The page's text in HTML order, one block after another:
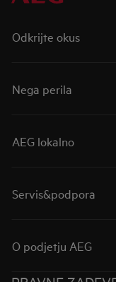
Odkrijte okus
Nega perila
AEG lokalno
Servis&podpora
O podjetju AEG